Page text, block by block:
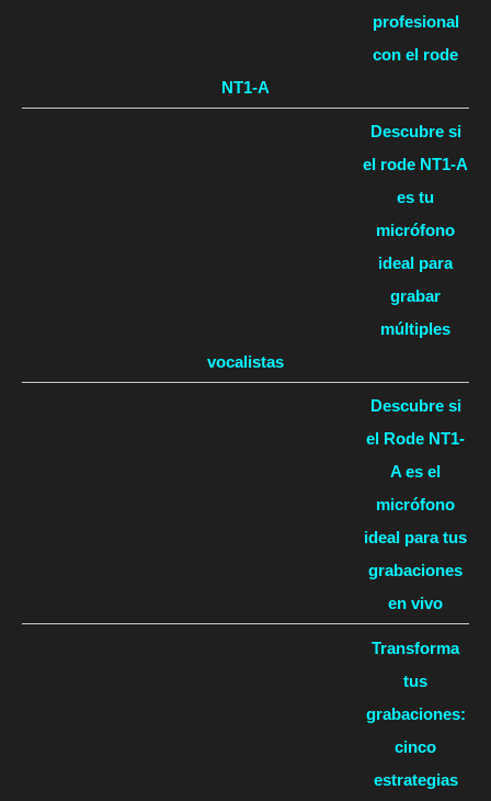
profesional
con el rode
NT1-A
Descubre si
el rode NT1-A
es tu
micrófono
ideal para
grabar
múltiples
vocalistas
Descubre si
el Rode NT1-
A es el
micrófono
ideal para tus
grabaciones
en vivo
Transforma
tus
grabaciones:
cinco
estrategias